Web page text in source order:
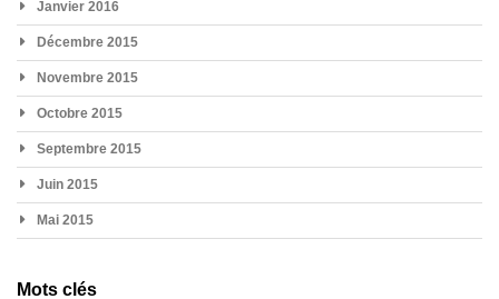
Janvier 2016
Décembre 2015
Novembre 2015
Octobre 2015
Septembre 2015
Juin 2015
Mai 2015
Mots clés